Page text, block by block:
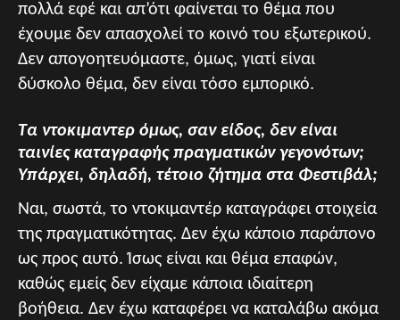
πολλά εφέ και απ’ότι φαίνεται το θέμα που
έχουμε δεν απασχολεί το κοινό του εξωτερικού.
Δεν απογοητευόμαστε, όμως, γιατί είναι
δύσκολο θέμα, δεν είναι τόσο εμπορικό.
Τα ντοκιμαντερ όμως, σαν είδος, δεν είναι
ταινίες καταγραφής πραγματικών γεγονότων;
Υπάρχει, δηλαδή, τέτοιο ζήτημα στα Φεστιβάλ;
Ναι, σωστά, το ντοκιμαντέρ καταγράφει στοιχεία
της πραγματικότητας. Δεν έχω κάποιο παράπονο
ως προς αυτό. Ίσως είναι και θέμα επαφών,
καθώς εμείς δεν είχαμε κάποια ιδιαίτερη
βοήθεια. Δεν έχω καταφέρει να καταλάβω ακόμα